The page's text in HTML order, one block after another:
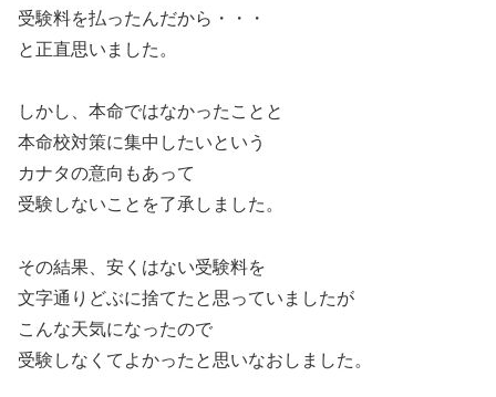
受験料を払ったんだから・・・
と正直思いました。
しかし、本命ではなかったことと
本命校対策に集中したいという
カナタの意向もあって
受験しないことを了承しました。
その結果、安くはない受験料を
文字通りどぶに捨てたと思っていましたが
こんな天気になったので
受験しなくてよかったと思いなおしました。